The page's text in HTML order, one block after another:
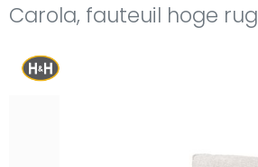
Carola, fauteuil hoge rug